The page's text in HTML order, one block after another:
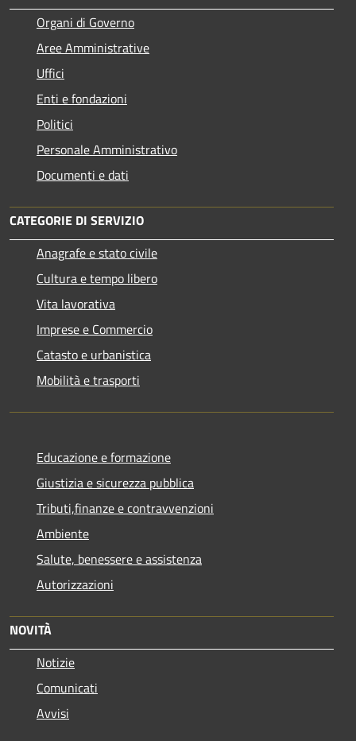
Organi di Governo
Aree Amministrative
Uffici
Enti e fondazioni
Politici
Personale Amministrativo
Documenti e dati
CATEGORIE DI SERVIZIO
Anagrafe e stato civile
Cultura e tempo libero
Vita lavorativa
Imprese e Commercio
Catasto e urbanistica
Mobilità e trasporti
Educazione e formazione
Giustizia e sicurezza pubblica
Tributi,finanze e contravvenzioni
Ambiente
Salute, benessere e assistenza
Autorizzazioni
NOVITÀ
Notizie
Comunicati
Avvisi